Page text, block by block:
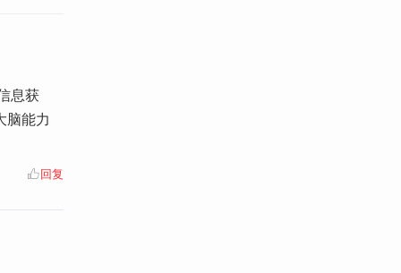
息获
脑能力
回复